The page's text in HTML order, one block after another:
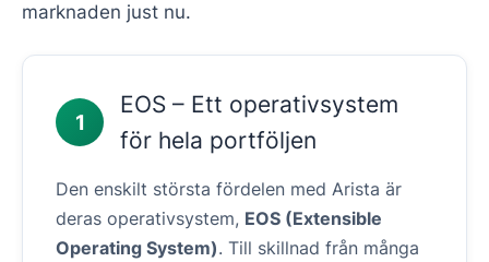
marknaden just nu.
1
EOS – Ett operativsystem
för hela portföljen
Den enskilt största fördelen med Arista är
deras operativsystem, EOS (Extensible
Operating System). Till skillnad från många